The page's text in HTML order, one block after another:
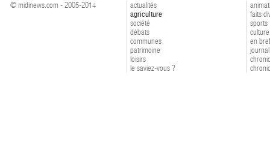
© midinews.com - 2005-2014
actualités
agriculture
société
débats
communes
patrimoine
loisirs
le saviez-vous ?
faits
sports
culture
en bref